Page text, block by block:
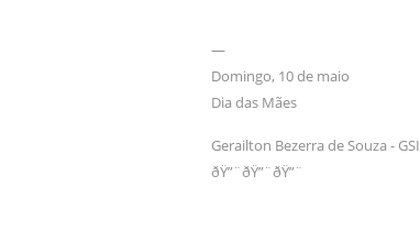
—
Domingo, 10 de maio
Dia das Mães
Gerailton Bezerra de Souza - GSI
ðŸ”¨ðŸ”¨ðŸ”¨